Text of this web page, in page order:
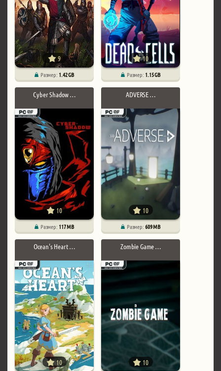
9
Размер: 1.42 GB
10
Размер: 1.15 GB
Cyber Shadow …
10
Размер: 117 MB
ADVERSE …
10
Размер:609 MB
Ocean's Heart …
10
Zombie Game …
10